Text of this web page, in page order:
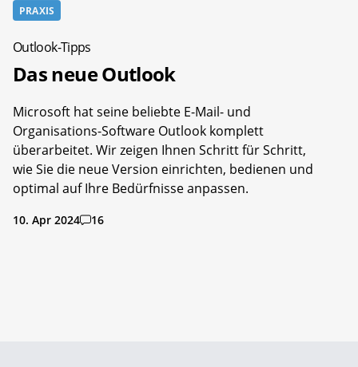
PRAXIS
Outlook-Tipps
Das neue Outlook
Microsoft hat seine beliebte E-Mail- und
Organisations-Software Outlook komplett
überarbeitet. Wir zeigen Ihnen Schritt für Schritt,
wie Sie die neue Version einrichten, bedienen und
optimal auf Ihre Bedürfnisse anpassen.
10. Apr 2024 16